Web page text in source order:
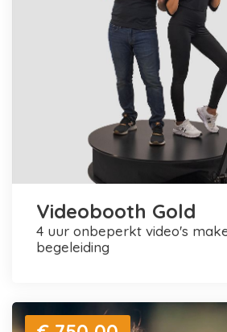
Videobooth Gold
4 uur onbeperkt video's maken + personele
begeleiding